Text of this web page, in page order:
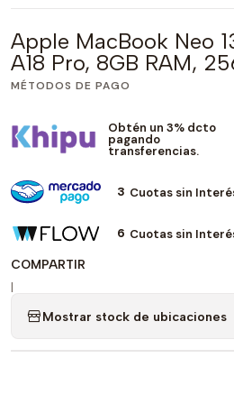
Apple MacBook Neo
A18 Pro, 8GB RAM,
MÉTODOS DE PAGO
Obtén un 3% dcto
pagando
transferencias.
3 Cuotas sin
6 Cuotas sin
COMPARTIR
|
Mostrar stock de ubicaciones